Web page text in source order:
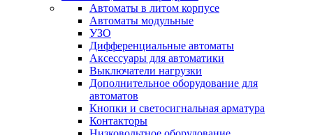
Автоматы в литом корпусе
Автоматы модульные
УЗО
Дифференциальные автоматы
Аксессуары для автоматики
Выключатели нагрузки
Дополнительное оборудование для
автоматов
Кнопки и светосигнальная арматура
Контакторы